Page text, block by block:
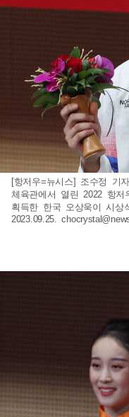
[항저우=뉴시스] 조수정 기
체육관에서 열린 2022 항
획득한 한국 오상욱이 시상
2023.09.25.